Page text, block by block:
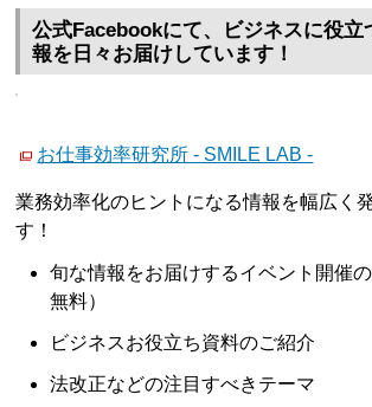
公式Facebookにて、ビジネスに役立
報を日々お届けしています！
お仕事効率研究所 - SMILE LAB -
業務効率化のヒントになる情報を幅広く
す！
旬な情報をお届けするイベント開催
無料）
ビジネスお役立ち資料のご紹介
法改正などの注目すべきテーマ